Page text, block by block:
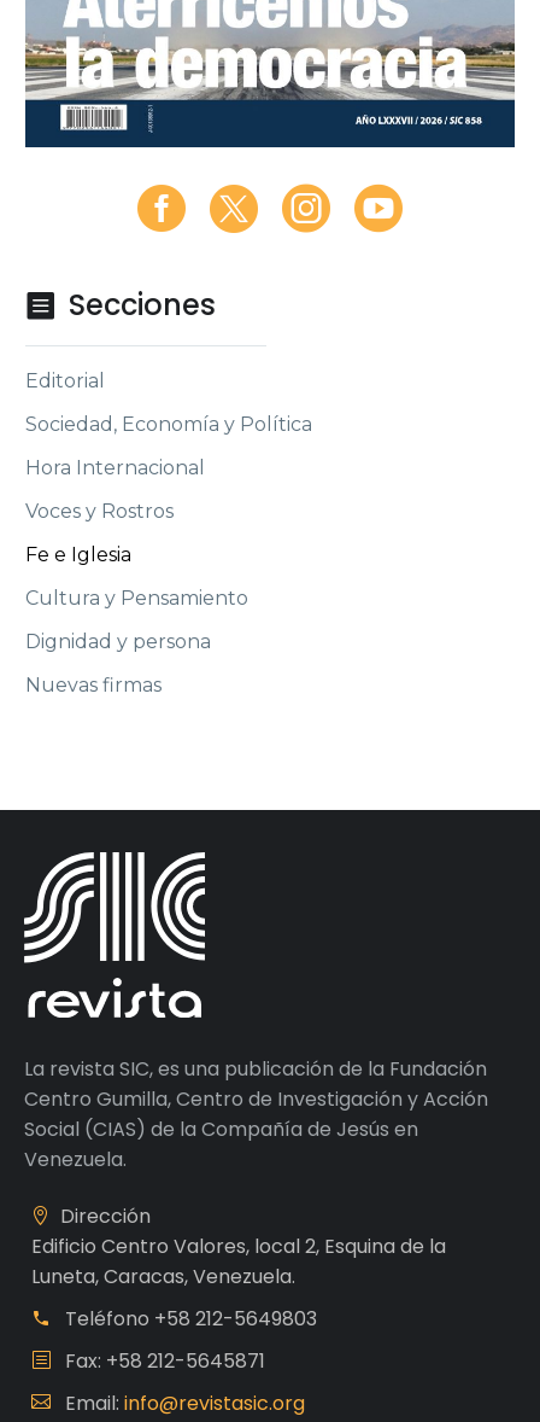
 Secciones
Editorial
Sociedad, Economía y Política
Hora Internacional
Voces y Rostros
Fe e Iglesia
Cultura y Pensamiento
Dignidad y persona
Nuevas firmas
La revista SIC, es una publicación de la Fundación
Centro Gumilla, Centro de Investigación y Acción
Social (CIAS) de la Compañía de Jesús en
Venezuela.
Dirección
Edificio Centro Valores, local 2, Esquina de la
Luneta, Caracas, Venezuela.
Teléfono +58 212-5649803
Fax: +58 212-5645871
Email: info@revistasic.org